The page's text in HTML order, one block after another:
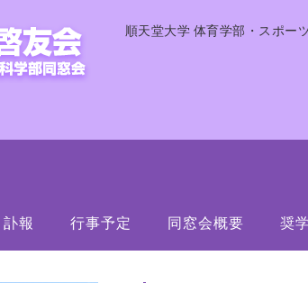
順天堂大学 体育学部・スポー
訃報 行事予定 同窓会概要 奨